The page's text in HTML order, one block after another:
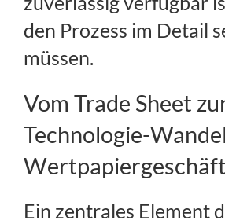
den Prozess im Detail
müssen.
Vom Trade Sheet
Technologie-
Wertpapiergeschäft
Ein zentrales Element